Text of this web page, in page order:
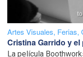
Artes Visuales, Ferias,
Cristina Garrido y
La película